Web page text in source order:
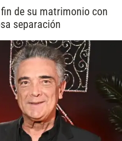
de su matrimonio con
separación